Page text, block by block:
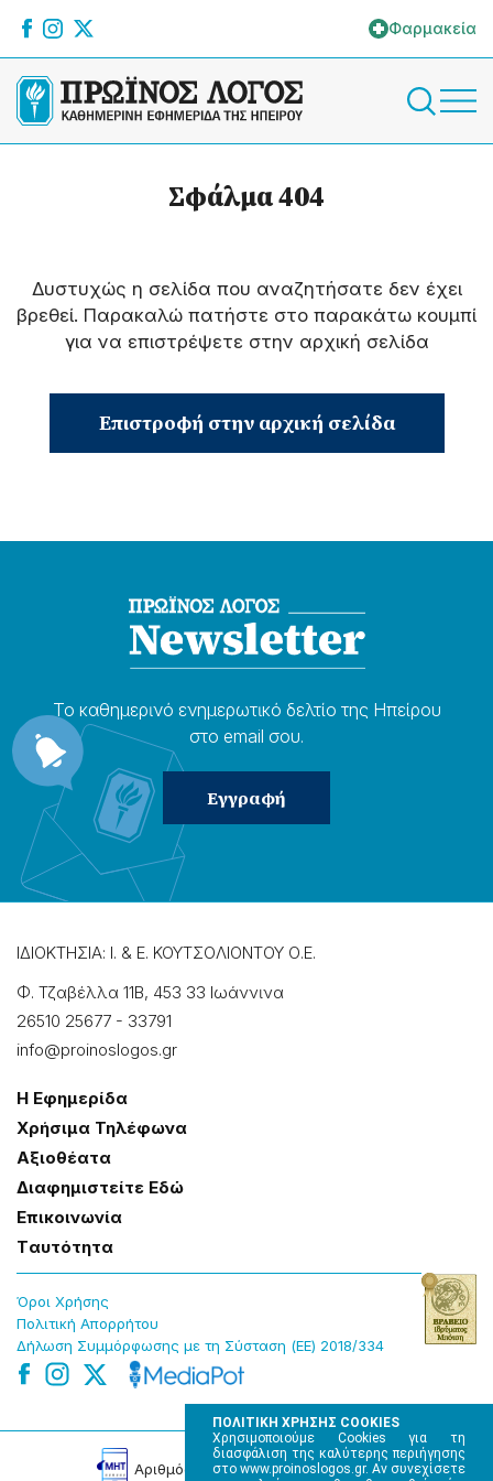
ΠΟΛΙΤΙΚΗ ΧΡΗΣΗΣ COOKIES
Χρησιμοποιούμε Cookies για τη
διασφάλιση της καλύτερης περιήγησης
στο www.proinoslogos.gr. Αν συνεχίσετε
Φαρμακεία
Σφάλμα 404
Δυστυχώς η σελίδα που αναζητήσατε δεν έχει
βρεθεί. Παρακαλώ πατήστε στο παρακάτω κουμπί
για να επιστρέψετε στην αρχική σελίδα
Επιστροφή στην αρχική σελίδα
Το καθημερɩνό ενημερωτɩκό δελτίο της Ηπείρου
στο email σου.
ΙΔΙΟΚΤΗΣΙΑ: Ι. & Ε. ΚΟΥΤΣΟΛΙΟΝΤΟΥ Ο.Ε.
Φ. Τζαβέλλα 11Β, 453 33 Ιωάννɩνα
26510 25677 - 33791
info@proinoslogos.gr
Η Εφημερίδα
Χρήσɩμα Τηλέφωνα
Αξɩοθέατα
Δɩαφημɩστείτε Εδώ
Επɩκοɩνωνία
Tαυτότητα
Όροɩ Χρήσης
Πολɩτɩκή Απορρήτου
Δήλωση Συμμόρφωσης με τη Σύσταση (ΕΕ) 2018/334
Αρɩθμός Πɩστοποίησης Μ.Η.Τ. 220242